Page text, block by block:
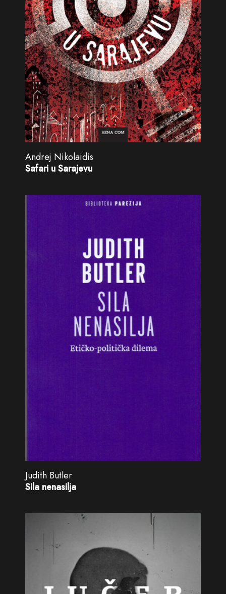
Andrej Nikolaidis
Safari u Sarajevu
Judith Butler
Sila nenasilja